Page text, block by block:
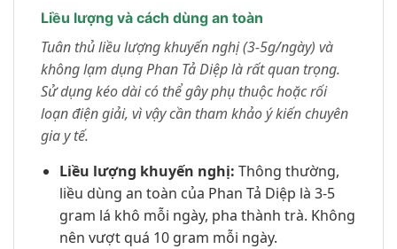
Liều lượng và cách dùng an toàn
Tuân thủ liều lượng khuyến nghị (3-5g/ngày) và
không lạm dụng Phan Tả Diệp là rất quan trọng.
Sử dụng kéo dài có thể gây phụ thuộc hoặc rối
loạn điện giải, vì vậy cần tham khảo ý kiến chuyên
gia y tế.
Liều lượng khuyến nghị: Thông thường,
liều dùng an toàn của Phan Tả Diệp là 3-5
gram lá khô mỗi ngày, pha thành trà. Không
nên vượt quá 10 gram mỗi ngày.